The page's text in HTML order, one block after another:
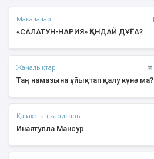
Мақалалар
«САЛАТУН-НАРИЯ» ҚАНДАЙ ДҰҒА?
Жаңалықтар
Таң намазына ұйықтап қалу күнә ма?
Қазақстан қарилары
Инаятулла Мансур